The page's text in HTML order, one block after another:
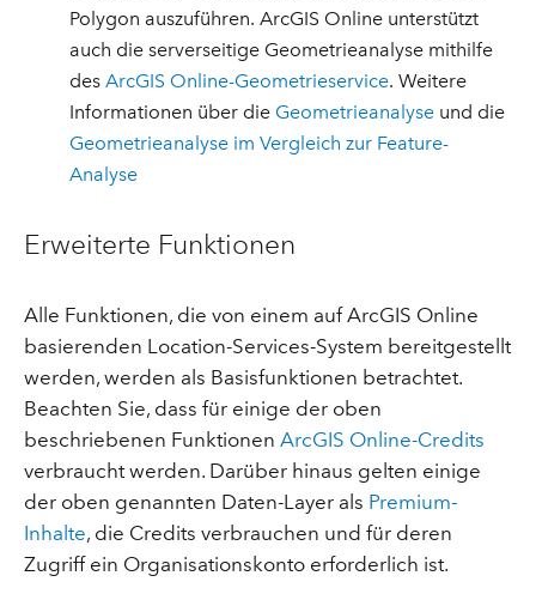
Polygon auszuführen. ArcGIS Online unterstützt
auch die serverseitige Geometrieanalyse mithilfe
desArcGIS Online-Geometrieservice. Weitere
Informationen über die Geometrieanalyse und die
Geometrieanalyse im Vergleich zur Feature-
Analyse
Erweiterte Funktionen
Alle Funktionen, die von einem auf ArcGIS Online
basierenden Location-Services-System bereitgestellt
werden, werden als Basisfunktionen betrachtet.
Beachten Sie, dass für einige der oben
beschriebenen Funktionen ArcGIS Online-Credits
verbraucht werden. Darüber hinaus gelten einige
der oben genannten Daten-Layer als Premium-
Inhalte, die Credits verbrauchen und für deren
Zugriff ein Organisationskonto erforderlich ist.